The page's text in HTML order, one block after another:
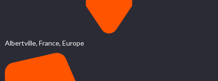
Albertville, France, Europe